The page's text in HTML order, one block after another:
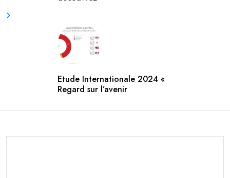
Etude Internationale 2024 «
Regard sur l’avenir